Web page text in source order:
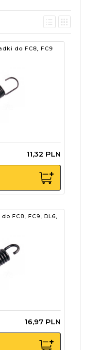
do FC8, FC9
11,32 PLN
FC8, FC9, DL6,
16,97 PLN